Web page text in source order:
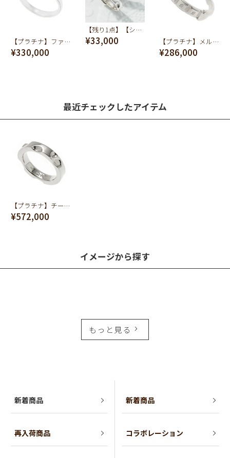
【プラチナ】ファーストバイトフォーク リング【オーダージュエリー】【受注予約】
¥330,000
【残り1点】【シルバー925】チーズ(S) リング【スペシャルパッケージつき】
¥33,000 【プラチナ】メルティーチョコレート リング【オーダージュエリー】【受注予約】
¥286,000
最近チェックしたアイテム
【プラチナ】チーズ リング【オーダージュエリー】【受注予約】
¥572,000
イメージから探す
もっと見る
新着商品
再入荷商品
新着商品
コラボレーション